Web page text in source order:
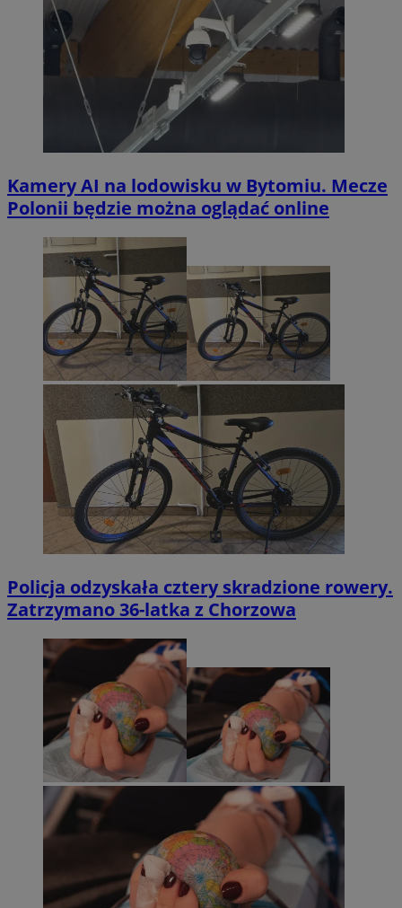
Kamery AI na lodowisku w Bytomiu. Mecze
Polonii będzie można oglądać online
Policja odzyskała cztery skradzione rowery.
Zatrzymano 36-latka z Chorzowa